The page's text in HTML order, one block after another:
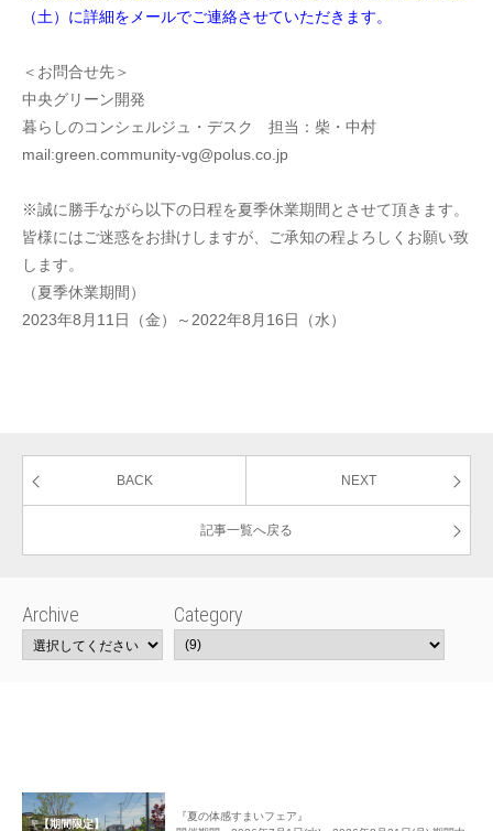
（土）に詳細をメールでご連絡させていただきます。
＜お問合せ先＞
中央グリーン開発
暮らしのコンシェルジュ・デスク 担当：柴・中村
mail:green.community-vg@polus.co.jp
※誠に勝手ながら以下の日程を夏季休業期間とさせて頂きます。
皆様にはご迷惑をお掛けしますが、ご承知の程よろしくお願い致
します。
（夏季休業期間）
2023年8月11日（金）～2022年8月16日（水）
BACK NEXT
記事一覧へ戻る
Archive Category
【期間限定】
『夏の体感すまいフェア』